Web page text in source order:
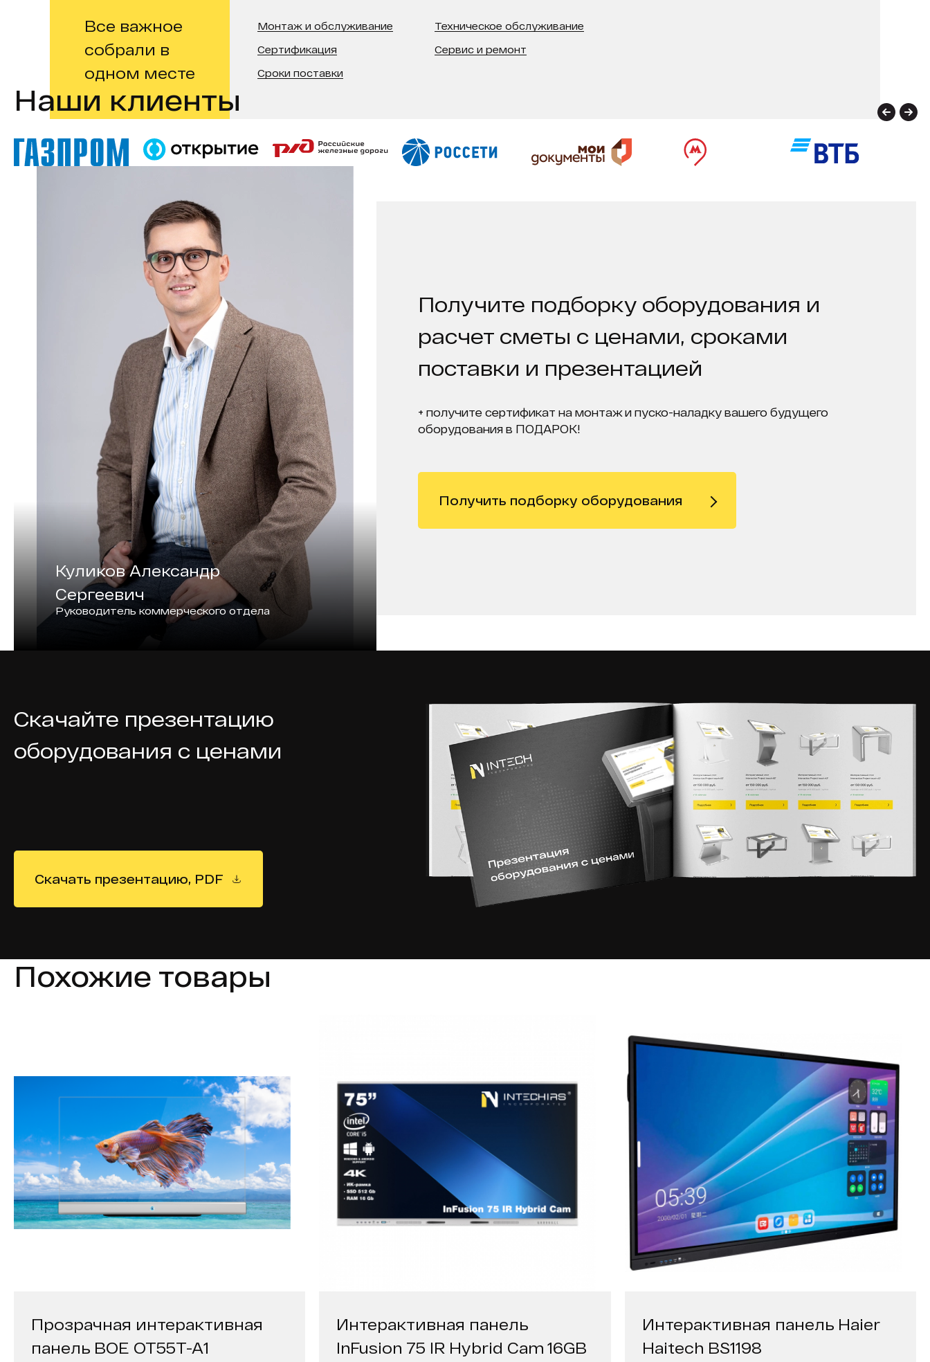
Все важное
собрали в
одном месте
Монтаж и обслуживание
Сертификация
Сроки поставки
Техническое обслуживание
Сервис и ремонт
Наши клиенты
Куликов Александр
Сергеевич
Руководитель коммерческого отдела
Получите подборку оборудования и
расчет сметы с ценами, сроками
поставки и презентацией
+ получите сертификат на монтаж и пуско-наладку вашего будущего
оборудования в ПОДАРОК!
Получить подборку оборудования
Скачайте презентацию
оборудования с ценами
Скачать презентацию, PDF
Похожие товары
Прозрачная интерактивная
панель BOE OT55T-A1
Интерактивная панель
InFusion 75 IR Hybrid Cam 16GB
Интерактивная панель Haier
Haitech BS1198